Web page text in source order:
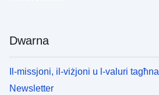
Dwarna
Il-missjoni, il-viżjoni u l-valuri tagħna
Newsletter